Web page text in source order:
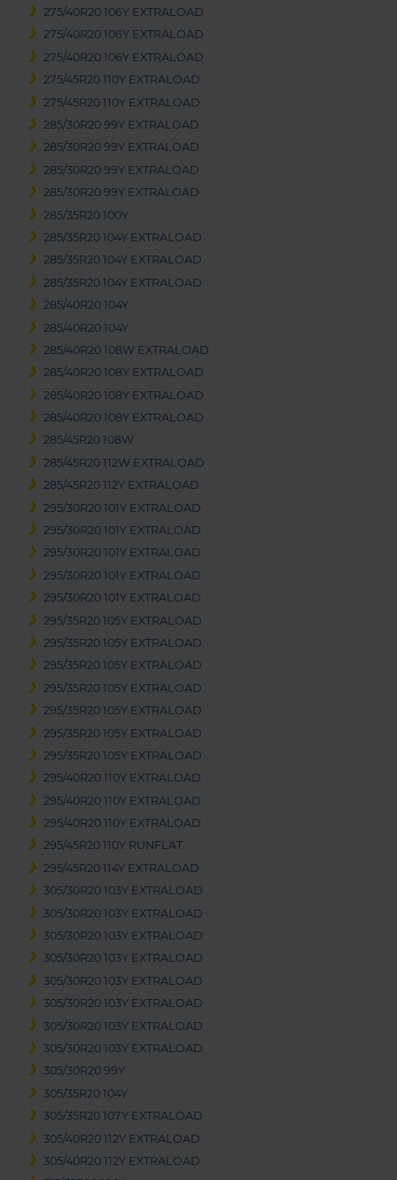
275/40R20 106Y EXTRALOAD
275/40R20 106Y EXTRALOAD
275/40R20 106Y EXTRALOAD
275/45R20 110Y EXTRALOAD
275/45R20 110Y EXTRALOAD
285/30R20 99Y EXTRALOAD
285/30R20 99Y EXTRALOAD
285/30R20 99Y EXTRALOAD
285/30R20 99Y EXTRALOAD
285/35R20 100Y
285/35R20 104Y EXTRALOAD
285/35R20 104Y EXTRALOAD
285/35R20 104Y EXTRALOAD
285/40R20 104Y
285/40R20 104Y
285/40R20 108W EXTRALOAD
285/40R20 108Y EXTRALOAD
285/40R20 108Y EXTRALOAD
285/40R20 108Y EXTRALOAD
285/45R20 108W
285/45R20 112W EXTRALOAD
285/45R20 112Y EXTRALOAD
295/30R20 101Y EXTRALOAD
295/30R20 101Y EXTRALOAD
295/30R20 101Y EXTRALOAD
295/30R20 101Y EXTRALOAD
295/30R20 101Y EXTRALOAD
295/35R20 105Y EXTRALOAD
295/35R20 105Y EXTRALOAD
295/35R20 105Y EXTRALOAD
295/35R20 105Y EXTRALOAD
295/35R20 105Y EXTRALOAD
295/35R20 105Y EXTRALOAD
295/35R20 105Y EXTRALOAD
295/40R20 110Y EXTRALOAD
295/40R20 110Y EXTRALOAD
295/40R20 110Y EXTRALOAD
295/45R20 110Y RUNFLAT
295/45R20 114Y EXTRALOAD
305/30R20 103Y EXTRALOAD
305/30R20 103Y EXTRALOAD
305/30R20 103Y EXTRALOAD
305/30R20 103Y EXTRALOAD
305/30R20 103Y EXTRALOAD
305/30R20 103Y EXTRALOAD
305/30R20 103Y EXTRALOAD
305/30R20 103Y EXTRALOAD
305/30R20 99Y
305/35R20 104Y
305/35R20 107Y EXTRALOAD
305/40R20 112Y EXTRALOAD
305/40R20 112Y EXTRALOAD